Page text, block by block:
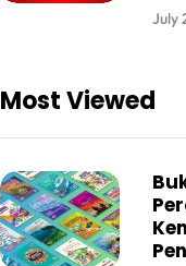
July
Most Viewed